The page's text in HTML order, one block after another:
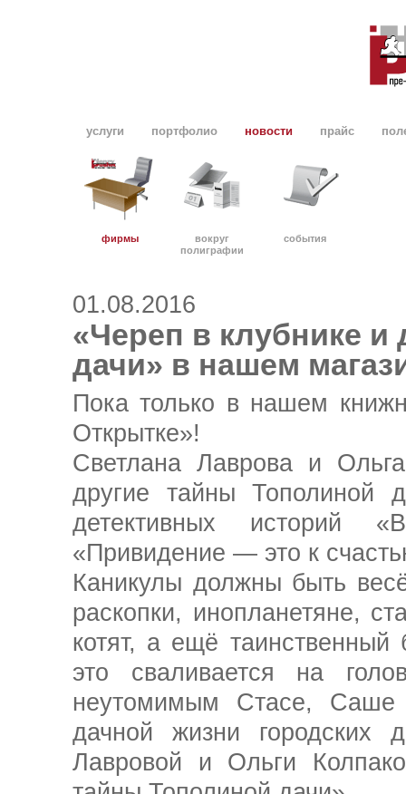
услуги портфолио новости
фирмы
вокруг
полиграфии
события
прайс
01.08.2016
«Череп в клубнике
дачи» в нашем
Пока только в нашем
Открытке»!
Светлана Лаврова и
другие тайны Тополиной
детективных историй
«Привидение — это к
Каникулы должны быть
раскопки, инопланетяне,
котят, а ещё
это сваливается на
неутомимым Стасе,
дачной жизни городских
Лавровой и Ольги